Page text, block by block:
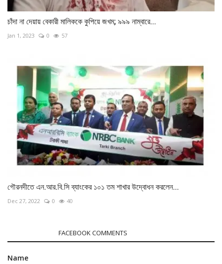
চাঁদা না দেয়ায় বেকারী মালিককে কুপিয়ে জখম; ৯৯৯ নাম্বারে...
Jan 1, 2023 0 57
গৌরনদীতে এন.আর.বি.সি ব্যাংকের ১০১ তম শাখার উদ্বোধন করলেন...
Dec 27, 2022 0 40
FACEBOOK COMMENTS
Name